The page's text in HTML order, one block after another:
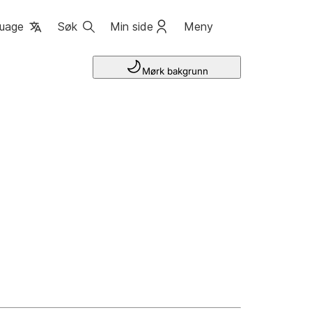
Søk Min side Meny
Mørk bakgrunn